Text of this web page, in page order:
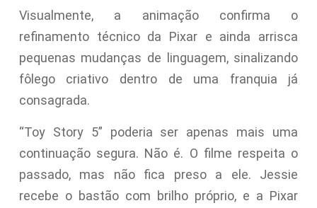
Visualmente, a animação confirma o
refinamento técnico da Pixar e ainda arrisca
pequenas mudanças de linguagem, sinalizando
fôlego criativo dentro de uma franquia já
consagrada.
“Toy Story 5” poderia ser apenas mais uma
continuação segura. Não é. O filme respeita o
passado, mas não fica preso a ele. Jessie
recebe o bastão com brilho próprio, e a Pixar